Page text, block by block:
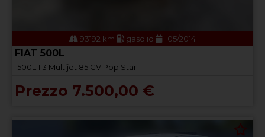
93192 km gasolio 05/2014
FIAT 500L
500L 1.3 Multijet 85 CV Pop Star
Prezzo 7.500,00 €